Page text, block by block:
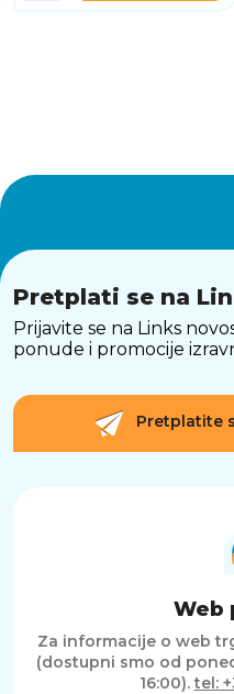
Pretplati se na
Prijavite se na Links
ponude i promocije
Pretplatite
Web
Za informacije o web
(dostupni smo od
16:00).tel: